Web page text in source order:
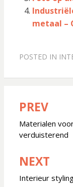
metaal –
POSTED IN
Bericht
PREV
Materialen
verduisterend
NEXT
Interieur